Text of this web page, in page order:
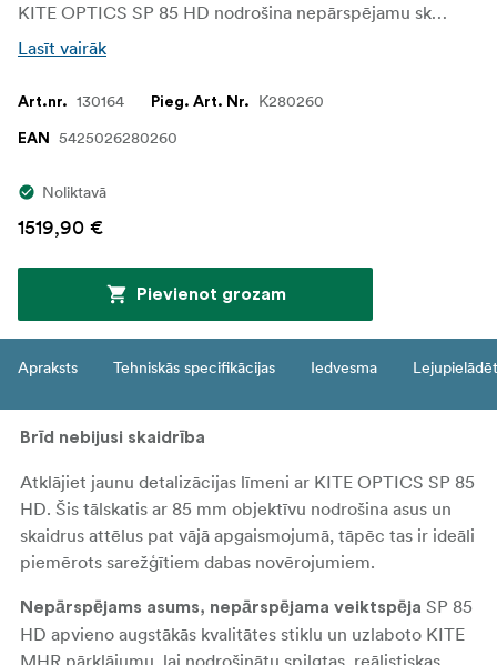
KITE OPTICS SP 85 HD nodrošina nepārspējamu skaidrību ar 85 mm objektīvu, nodrošinot asus un spilgtus attēlus pat vājā apgaismojumā. Pateicoties modernajam KITE MHR pārklājumam un ED stiklam, tas nodrošina reālistiskas krāsas un novērš izkropļojumus, nodrošinot nevainojamu skatīšanās pieredzi. Ar platleņķa tālummaiņas okulāru, kas nodrošina 30x līdz 60x palielinājumu, un nevainojamu saderību ar Manfrotto statīviem, tas ir izcils rīks profesionāliem novērojumiem.
Lasīt vairāk
Art.nr. 130164 Pieg. Art. Nr. K280260
EAN 5425026280260
Noliktavā
1519,90 €
Pievienot grozam
Apraksts Tehniskās specifikācijas Iedvesma Lejupielādēt
Brīd nebijusi skaidrība
Atklājiet jaunu detalizācijas līmeni ar KITE OPTICS SP 85
HD. Šis tālskatis ar 85 mm objektīvu nodrošina asus un
skaidrus attēlus pat vājā apgaismojumā, tāpēc tas ir ideāli
piemērots sarežģītiem dabas novērojumiem.
Nepārspējams asums, nepārspējama veiktspēja SP 85
HD apvieno augstākās kvalitātes stiklu un uzlaboto KITE